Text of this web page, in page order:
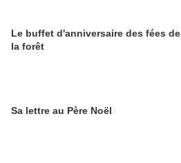
Le buffet d'anniversaire des fées de
la forêt
Sa lettre au Père Noël